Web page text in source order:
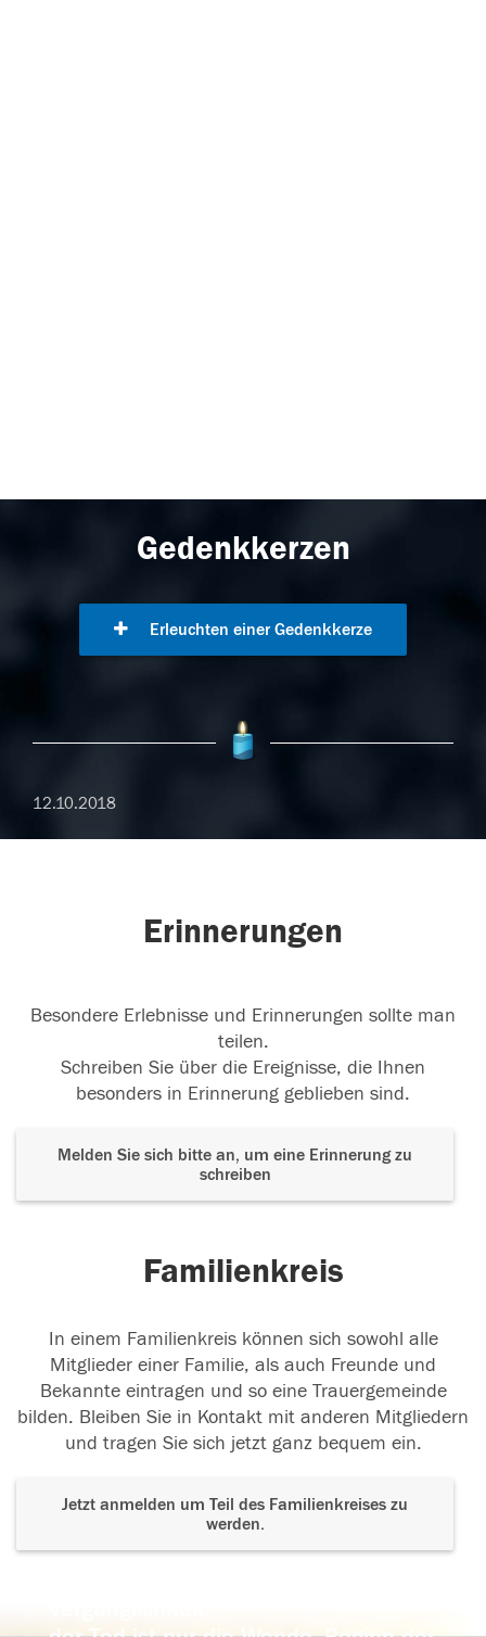
Gedenkkerzen
Erleuchten einer Gedenkkerze
12.10.2018
Erinnerungen
Besondere Erlebnisse und Erinnerungen sollte man
teilen.
Schreiben Sie über die Ereignisse, die Ihnen
besonders in Erinnerung geblieben sind.
Melden Sie sich bitte an, um eine Erinnerung zu
schreiben
Familienkreis
In einem Familienkreis können sich sowohl alle
Mitglieder einer Familie, als auch Freunde und
Bekannte eintragen und so eine Trauergemeinde
bilden. Bleiben Sie in Kontakt mit anderen Mitgliedern
und tragen Sie sich jetzt ganz bequem ein.
Jetzt anmelden um Teil des Familienkreises zu
werden.